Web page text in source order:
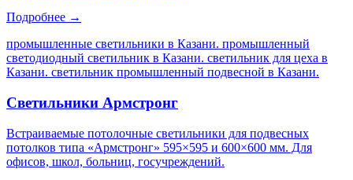
Подробнее →
промышленные светильники в Казани. промышленный
светодиодный светильник в Казани. светильник для цеха в
Казани. светильник промышленный подвесной в Казани.
Светильники Армстронг
Встраиваемые потолочные светильники для подвесных
потолков типа «Армстронг» 595×595 и 600×600 мм. Для
офисов, школ, больниц, госучреждений.